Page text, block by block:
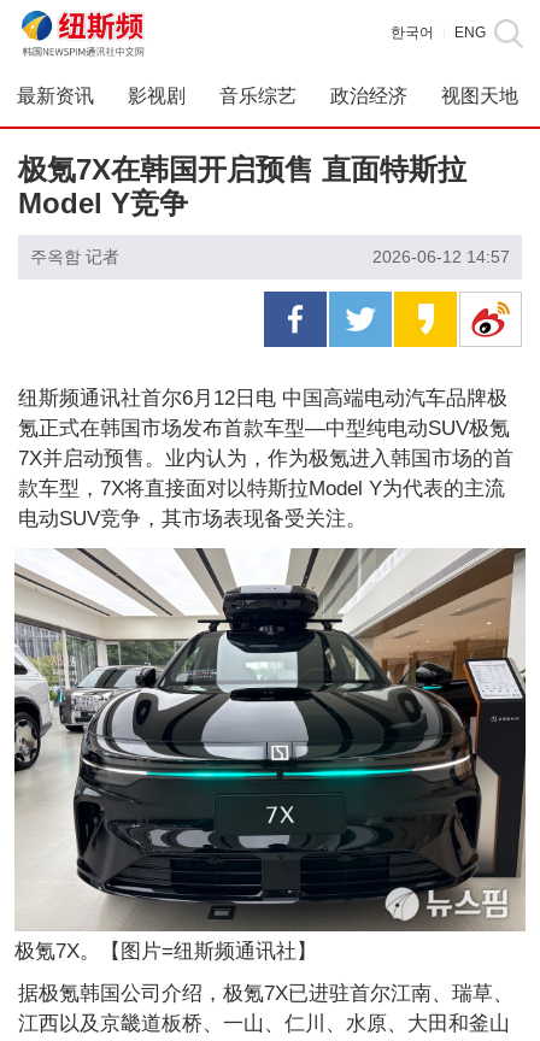
한국어 ENG
最新资讯 影视剧 音乐综艺 政治经济 视图天地
极氪7X在韩国开启预售 直面特斯拉
Model Y竞争
주옥함 记者 2026-06-12 14:57
纽斯频通讯社首尔6月12日电 中国高端电动汽车品牌极
氪正式在韩国市场发布首款车型—中型纯电动SUV极氪
7X并启动预售。业内认为，作为极氪进入韩国市场的首
款车型，7X将直接面对以特斯拉Model Y为代表的主流
电动SUV竞争，其市场表现备受关注。
极氪7X。【图片=纽斯频通讯社】
据极氪韩国公司介绍，极氪7X已进驻首尔江南、瑞草、
江西以及京畿道板桥、一山、仁川、水原、大田和釜山